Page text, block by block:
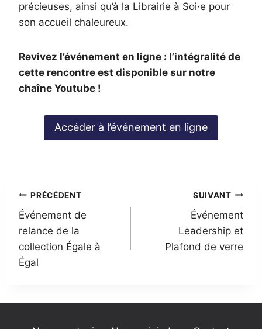
précieuses, ainsi qu’à la Librairie à Soi·e pour
son accueil chaleureux.
Revivez l’événement en ligne : l’intégralité de
cette rencontre est disponible sur notre
chaîne Youtube !
Accéder à l’événement en ligne
Navigation
de
l’article
PRÉCÉDENT
Événement de
relance de la
collection Égale à
Égal
SUIVANT
Événement
Leadership et
Plafond de verre